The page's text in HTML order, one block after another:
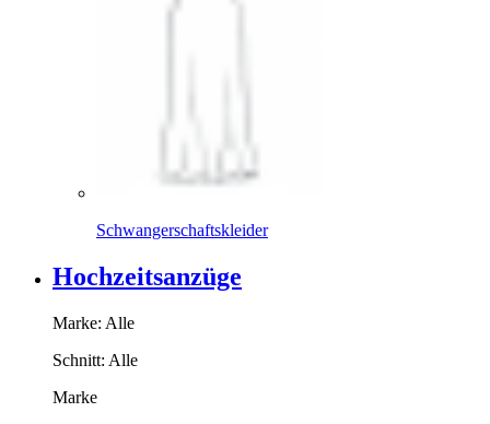
Schwangerschaftskleider
Hochzeitsanzüge
Marke: Alle
Schnitt: Alle
Marke